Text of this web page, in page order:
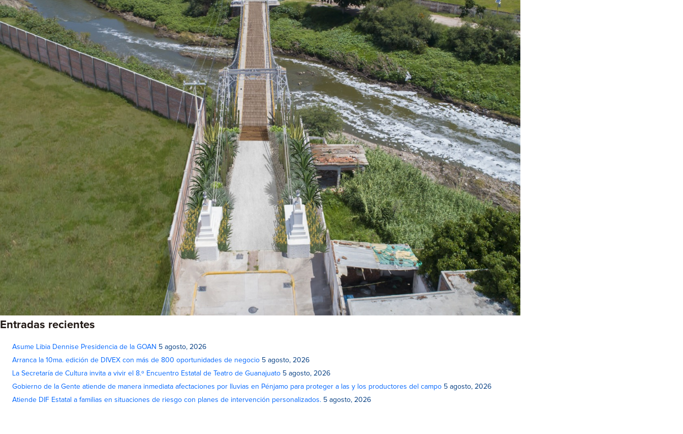
Entradas recientes
Asume Libia Dennise Presidencia de la GOAN 5 agosto, 2026
Arranca la 10ma. edición de DIVEX con más de 800 oportunidades de negocio 5 agosto, 2026
La Secretaría de Cultura invita a vivir el 8.º Encuentro Estatal de Teatro de Guanajuato 5 agosto, 2026
Gobierno de la Gente atiende de manera inmediata afectaciones por lluvias en Pénjamo para proteger a las y los productores del campo 5 agosto, 2026
Atiende DIF Estatal a familias en situaciones de riesgo con planes de intervención personalizados. 5 agosto, 2026